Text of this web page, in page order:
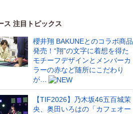
ス 注目トピックス
櫻井翔 BAKUNEとのコラボ商品
発売！“翔”の文字に着想を得た
モチーフデザインとメンバーカ
ラーの赤など随所にこだわり
が…
【TIF2026】乃木坂46五百城茉
央、奥田いろはの「カフェオー